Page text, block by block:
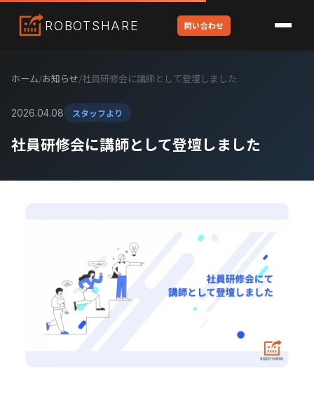
ROBOTSHARE 問い合わせ
ホーム/お知らせ/社員研修会に講師として登壇しました
2026.04.08 スタッフより
社員研修会に講師として登壇しました